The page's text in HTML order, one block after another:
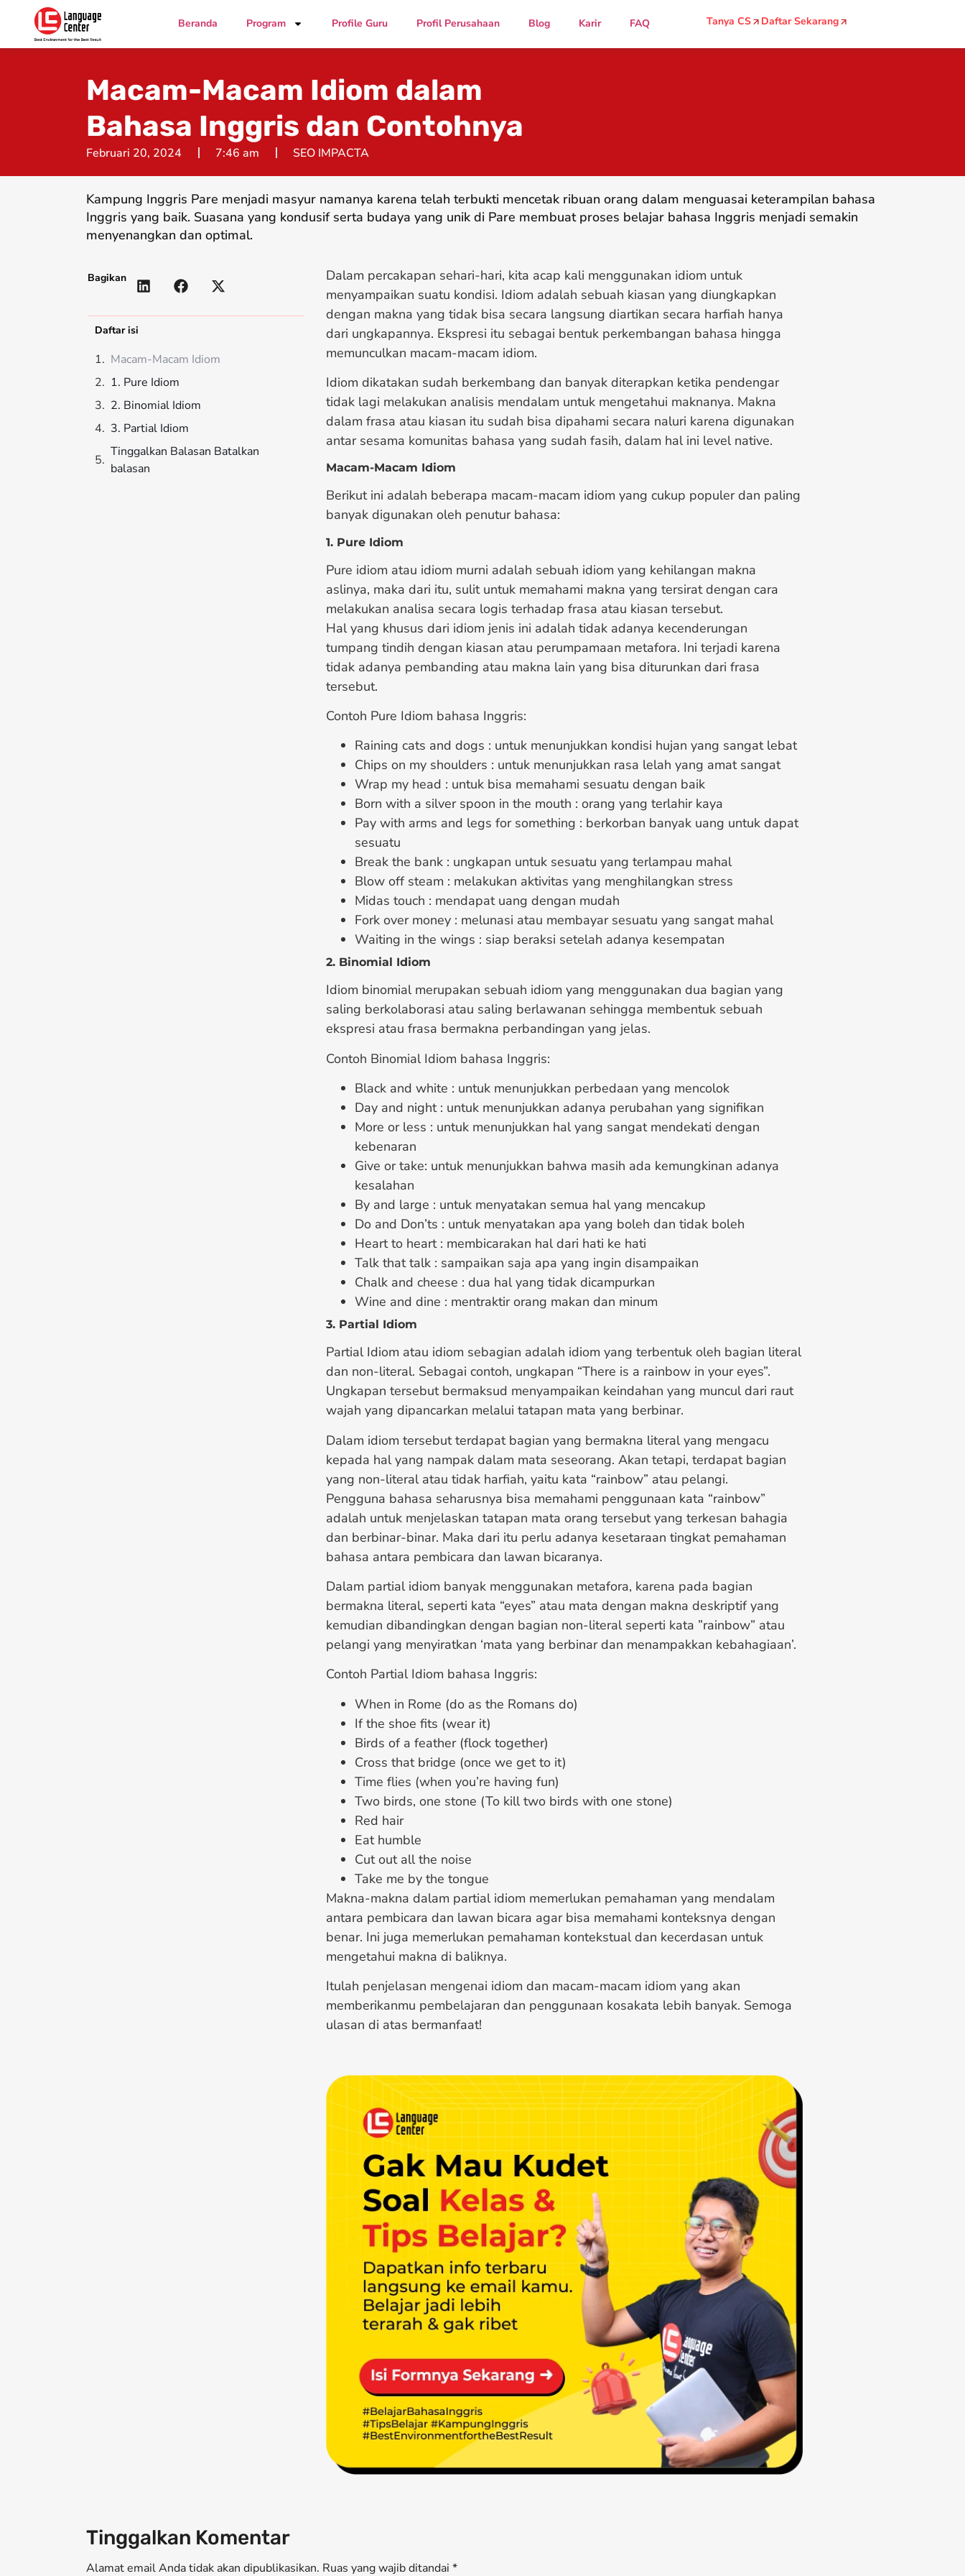
Beranda Program Profile Guru Profil Perusahaan Blog Karir FAQ Tanya CS Daftar Sekarang
Macam-Macam Idiom dalam
Bahasa Inggris dan Contohnya
Februari 20, 2024 7:46 am SEO IMPACTA
Kampung Inggris Pare menjadi masyur namanya karena telah terbukti mencetak ribuan orang dalam menguasai keterampilan bahasa
Inggris yang baik. Suasana yang kondusif serta budaya yang unik di Pare membuat proses belajar bahasa Inggris menjadi semakin
menyenangkan dan optimal.
Bagikan
Daftar isi
Macam-Macam Idiom
1. Pure Idiom
2. Binomial Idiom
3. Partial Idiom
Tinggalkan Balasan Batalkan
balasan
Dalam percakapan sehari-hari, kita acap kali menggunakan idiom untuk
menyampaikan suatu kondisi. Idiom adalah sebuah kiasan yang diungkapkan
dengan makna yang tidak bisa secara langsung diartikan secara harfiah hanya
dari ungkapannya. Ekspresi itu sebagai bentuk perkembangan bahasa hingga
memunculkan macam-macam idiom.
Idiom dikatakan sudah berkembang dan banyak diterapkan ketika pendengar
tidak lagi melakukan analisis mendalam untuk mengetahui maknanya. Makna
dalam frasa atau kiasan itu sudah bisa dipahami secara naluri karena digunakan
antar sesama komunitas bahasa yang sudah fasih, dalam hal ini level native.
Macam-Macam Idiom
Berikut ini adalah beberapa macam-macam idiom yang cukup populer dan paling
banyak digunakan oleh penutur bahasa:
1. Pure Idiom
Pure idiom atau idiom murni adalah sebuah idiom yang kehilangan makna
aslinya, maka dari itu, sulit untuk memahami makna yang tersirat dengan cara
melakukan analisa secara logis terhadap frasa atau kiasan tersebut.
Hal yang khusus dari idiom jenis ini adalah tidak adanya kecenderungan
tumpang tindih dengan kiasan atau perumpamaan metafora. Ini terjadi karena
tidak adanya pembanding atau makna lain yang bisa diturunkan dari frasa
tersebut.
Contoh Pure Idiom bahasa Inggris:
Raining cats and dogs : untuk menunjukkan kondisi hujan yang sangat lebat
Chips on my shoulders : untuk menunjukkan rasa lelah yang amat sangat
Wrap my head : untuk bisa memahami sesuatu dengan baik
Born with a silver spoon in the mouth : orang yang terlahir kaya
Pay with arms and legs for something : berkorban banyak uang untuk dapat
sesuatu
Break the bank : ungkapan untuk sesuatu yang terlampau mahal
Blow off steam : melakukan aktivitas yang menghilangkan stress
Midas touch : mendapat uang dengan mudah
Fork over money : melunasi atau membayar sesuatu yang sangat mahal
Waiting in the wings : siap beraksi setelah adanya kesempatan
2. Binomial Idiom
Idiom binomial merupakan sebuah idiom yang menggunakan dua bagian yang
saling berkolaborasi atau saling berlawanan sehingga membentuk sebuah
ekspresi atau frasa bermakna perbandingan yang jelas.
Contoh Binomial Idiom bahasa Inggris:
Black and white : untuk menunjukkan perbedaan yang mencolok
Day and night : untuk menunjukkan adanya perubahan yang signifikan
More or less : untuk menunjukkan hal yang sangat mendekati dengan
kebenaran
Give or take: untuk menunjukkan bahwa masih ada kemungkinan adanya
kesalahan
By and large : untuk menyatakan semua hal yang mencakup
Do and Don’ts : untuk menyatakan apa yang boleh dan tidak boleh
Heart to heart : membicarakan hal dari hati ke hati
Talk that talk : sampaikan saja apa yang ingin disampaikan
Chalk and cheese : dua hal yang tidak dicampurkan
Wine and dine : mentraktir orang makan dan minum
3. Partial Idiom
Partial Idiom atau idiom sebagian adalah idiom yang terbentuk oleh bagian literal
dan non-literal. Sebagai contoh, ungkapan “There is a rainbow in your eyes”.
Ungkapan tersebut bermaksud menyampaikan keindahan yang muncul dari raut
wajah yang dipancarkan melalui tatapan mata yang berbinar.
Dalam idiom tersebut terdapat bagian yang bermakna literal yang mengacu
kepada hal yang nampak dalam mata seseorang. Akan tetapi, terdapat bagian
yang non-literal atau tidak harfiah, yaitu kata “rainbow” atau pelangi.
Pengguna bahasa seharusnya bisa memahami penggunaan kata “rainbow”
adalah untuk menjelaskan tatapan mata orang tersebut yang terkesan bahagia
dan berbinar-binar. Maka dari itu perlu adanya kesetaraan tingkat pemahaman
bahasa antara pembicara dan lawan bicaranya.
Dalam partial idiom banyak menggunakan metafora, karena pada bagian
bermakna literal, seperti kata “eyes” atau mata dengan makna deskriptif yang
kemudian dibandingkan dengan bagian non-literal seperti kata ”rainbow” atau
pelangi yang menyiratkan ‘mata yang berbinar dan menampakkan kebahagiaan’.
Contoh Partial Idiom bahasa Inggris:
When in Rome (do as the Romans do)
If the shoe fits (wear it)
Birds of a feather (flock together)
Cross that bridge (once we get to it)
Time flies (when you’re having fun)
Two birds, one stone (To kill two birds with one stone)
Red hair
Eat humble
Cut out all the noise
Take me by the tongue
Makna-makna dalam partial idiom memerlukan pemahaman yang mendalam
antara pembicara dan lawan bicara agar bisa memahami konteksnya dengan
benar. Ini juga memerlukan pemahaman kontekstual dan kecerdasan untuk
mengetahui makna di baliknya.
Itulah penjelasan mengenai idiom dan macam-macam idiom yang akan
memberikanmu pembelajaran dan penggunaan kosakata lebih banyak. Semoga
ulasan di atas bermanfaat!
Tinggalkan Komentar
Alamat email Anda tidak akan dipublikasikan. Ruas yang wajib ditandai *